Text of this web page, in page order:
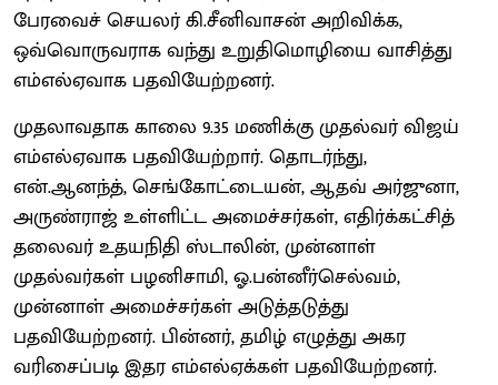
பேரவைச் செயலர் கி.சீனிவாசன் அறிவிக்க,
ஒவ்வொருவராக வந்து உறுதிமொழியை வாசித்து
எம்எல்ஏவாக பதவியேற்றனர்.
முதலாவதாக காலை 9.35 மணிக்கு முதல்வர் விஜய்
எம்எல்ஏவாக பதவியேற்றார். தொடர்ந்து,
என்.ஆனந்த், செங்கோட்டையன், ஆதவ் அர்ஜுனா,
அருண்ராஜ் உள்ளிட்ட அமைச்சர்கள், எதிர்க்கட்சித்
தலைவர் உதயநிதி ஸ்டாலின், முன்னாள்
முதல்வர்கள் பழனிசாமி, ஓ.பன்னீர்செல்வம்,
முன்னாள் அமைச்சர்கள் அடுத்தடுத்து
பதவியேற்றனர். பின்னர், தமிழ் எழுத்து அகர
வரிசைப்படி இதர எம்எல்ஏக்கள் பதவியேற்றனர்.